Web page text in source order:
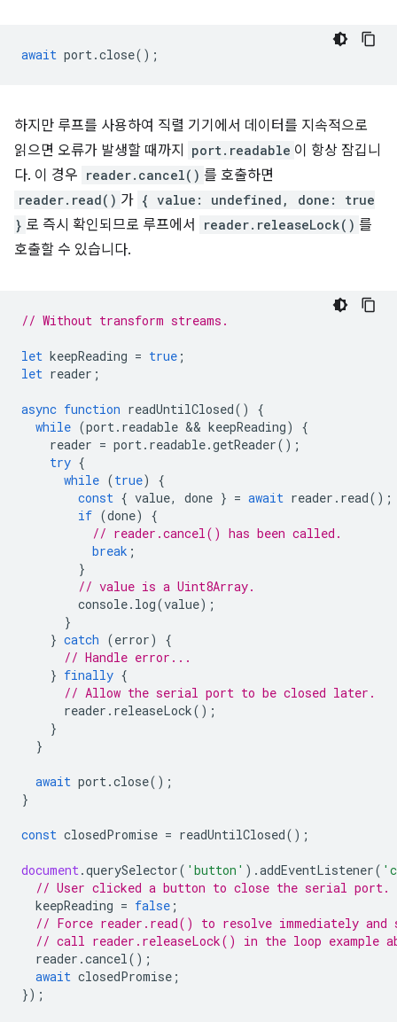
await port.close();
하지만 루프를 사용하여 직렬 기기에서 데이터를 지속적으로
읽으면 오류가 발생할 때까지
port.readable 이 항상 잠깁니
다. 이 경우 reader.cancel() 를 호출하면
reader.read() 가 { value: undefined, done: true
} 로 즉시 확인되므로 루프에서 reader.releaseLock() 를
호출할 수 있습니다.
// Without transform streams.
let keepReading = true ;
let reader ;
async function readUntilClosed()
{
while (port. readable && keepReading)
{
reader = port. readable.getReader();
try {
while (true)
{
const { value, done } = await reader . read();
if (done)
{
// reader.cancel() has been called.
break ;
}
// value is a Uint8Array.
console. log(value);
}
} catch (error)
{
// Handle error...
} finally {
// Allow the serial port to be closed later.
reader . releaseLock();
}
}
await port.close();
}
const closedPromise = readUntilClosed();
document.querySelector( 'button' ).addEventListener(
// User clicked a button to close the serial port.
keepReading = false ;
// Force reader.read() to resolve immediately and
// call reader.releaseLock() in the loop example
reader .cancel();
await closedPromise ;
});